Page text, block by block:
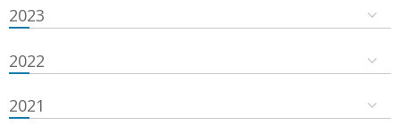
2023
2022
2021